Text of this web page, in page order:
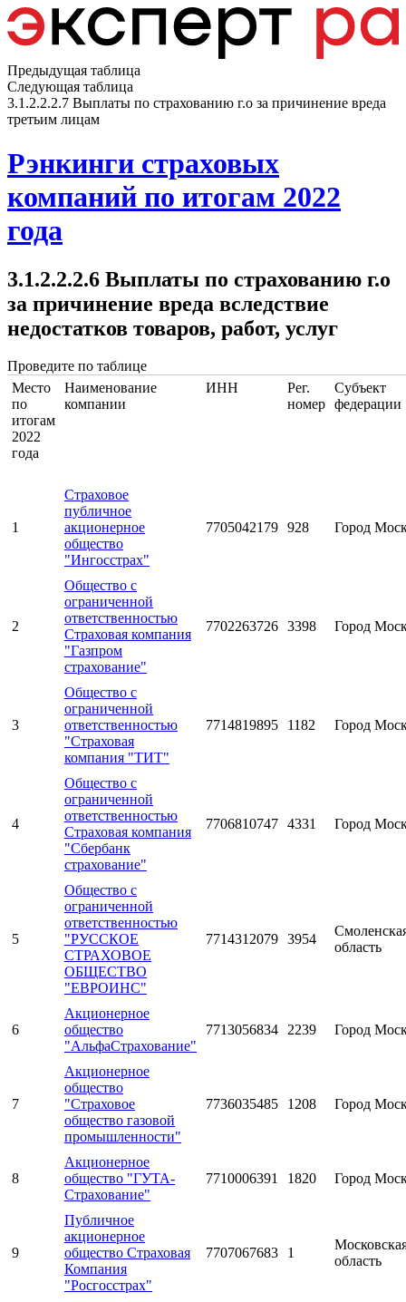
Предыдущая таблица
Следующая таблица
3.1.2.2.2.7 Выплаты по страхованию г.о за причинение вреда
третьим лицам
Рэнкинги страховых
компаний по итогам 2022
года
3.1.2.2.2.6 Выплаты по страхованию г.о
за причинение вреда вследствие
недостатков товаров, работ, услуг
Проведите по таблице
Место
по
итогам
2022
года
Наименование
компании
ИНН
Рег.
номер
Субъект
федерации
1
Страховое
публичное
акционерное
общество
"Ингосстрах"
7705042179 928 Город
2
Общество с
ограниченной
ответственностью
Страховая компания
"Газпром
страхование"
7702263726 3398 Город
3
Общество с
ограниченной
ответственностью
"Страховая
компания "ТИТ"
7714819895 1182 Город
4
Общество с
ограниченной
ответственностью
Страховая компания
"Сбербанк
страхование"
7706810747 4331 Город
5
Общество с
ограниченной
ответственностью
"РУССКОЕ
СТРАХОВОЕ
ОБЩЕСТВО
"ЕВРОИНС"
7714312079 3954
область
6
Акционерное
общество
"АльфаСтрахование"
7713056834 2239 Город
7
Акционерное
общество
"Страховое
общество газовой
промышленности"
7736035485 1208 Город
8
Акционерное
общество "ГУТА-
Страхование"
7710006391 1820 Город
9
Публичное
акционерное
общество Страховая
Компания
"Росгосстрах"
7707067683 1
область